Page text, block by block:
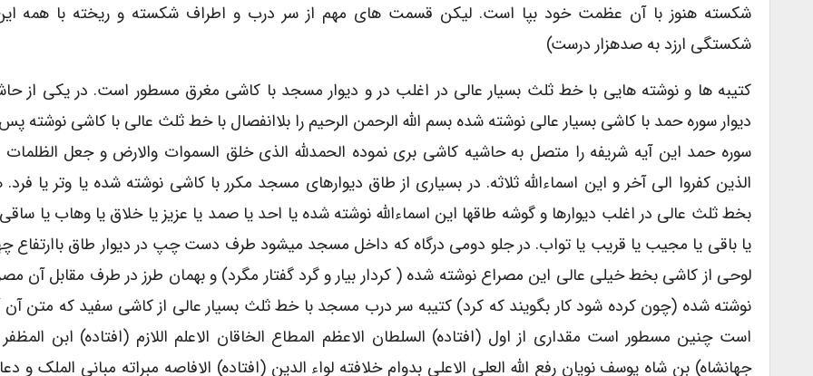
شکسته هنوز با آن عظمت خود بپا است. لیکن قسمت های مهم از سر درب و اطراف شکسته و ریخته با همه
شکستگی ارزد به صدهزار درست)
کتیبه ها و نوشته هایی با خط ثلث بسیار عالی در اغلب در و دیوار مسجد با کاشی مغرق مسطور است. در یکی از
دیوار سوره حمد با کاشی بسیار عالی نوشته شده بسم الله الرحمن الرحیم را بلاانفصال با خط ثلث عالی با کاشی نوشته پس
سوره حمد این آیه شریفه را متصل به حاشیه کاشی بری نموده الحمدلله الذی خلق السموات والارض و جعل الظلمات
الذین کفروا الی آخر و این اسماءالله ثلاثه. در بسیاری از طاق دیوارهای مسجد مکرر با کاشی نوشته شده یا وتر یا
بخط ثلث عالی در اغلب دیوارها و گوشه طاقها این اسماءالله نوشته شده یا احد یا صمد یا عزیز یا خلاق یا وهاب یا
یا باقی یا مجیب یا قریب یا تواب. در جلو دومی درگاه که داخل مسجد میشود طرف دست چپ در دیوار طاق باارتفاع
لوحی از کاشی بخط خیلی عالی این مصراع نوشته شده ( کردار بیار و گرد گفتار مگرد) و بهمان طرز در طرف مقابل آن
نوشته شده (چون کرده شود کار بگویند که کرد) کتیبه سر درب مسجد با خط ثلث بسیار عالی از کاشی سفید که متن
است چنین مسطور است مقداری از اول (افتاده) السلطان الاعظم المطاع الخاقان الاعلم اللازم (افتاده) ابن
جهانشاه) بن شاه یوسف نویان رفع الله العلی الاعلی بدوام خلافته لواء الدین (افتاده) الافاصه مبراته مبانی الملک و